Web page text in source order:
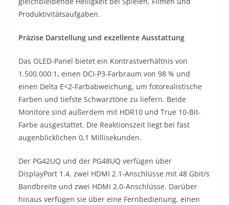
Produktivitätsaufgaben.
Präzise Darstellung und exzellente Ausstattung
Das OLED-Panel bietet ein Kontrastverhältnis von
1.500.000:1, einen DCI-P3-Farbraum von 98 % und
einen Delta E<2-Farbabweichung, um fotorealistische
Farben und tiefste Schwarztöne zu liefern. Beide
Monitore sind außerdem mit HDR10 und True 10-Bit-
Farbe ausgestattet. Die Reaktionszeit liegt bei fast
augenblicklichen 0,1 Millisekunden.
Der PG42UQ und der PG48UQ verfügen über
DisplayPort 1.4, zwei HDMI 2.1-Anschlüsse mit 48 Gbit/s
Bandbreite und zwei HDMI 2.0-Anschlüsse. Darüber
hinaus verfügen sie über eine Fernbedienung, einen